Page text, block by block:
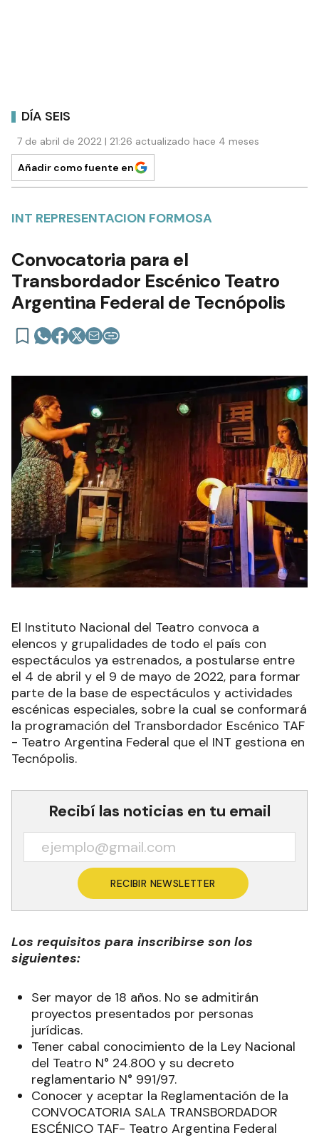
DÍA SEIS
7 de abril de 2022 | 21:26 actualizado hace 4 meses
Añadir como fuente en
INT REPRESENTACION FORMOSA
Convocatoria para el
Transbordador Escénico Teatro
Argentina Federal de Tecnópolis
El Instituto Nacional del Teatro convoca a
elencos y grupalidades de todo el país con
espectáculos ya estrenados, a postularse entre
el 4 de abril y el 9 de mayo de 2022, para formar
parte de la base de espectáculos y actividades
escénicas especiales, sobre la cual se conformará
la programación del Transbordador Escénico TAF
- Teatro Argentina Federal que el INT gestiona en
Tecnópolis.
Recibí las noticias en tu email
RECIBIR NEWSLETTER
Los requisitos para inscribirse son los
siguientes:
Ser mayor de 18 años. No se admitirán
proyectos presentados por personas
jurídicas.
Tener cabal conocimiento de la Ley Nacional
del Teatro N° 24.800 y su decreto
reglamentario N° 991/97.
Conocer y aceptar la Reglamentación de la
CONVOCATORIA SALA TRANSBORDADOR
ESCÉNICO TAF- Teatro Argentina Federal